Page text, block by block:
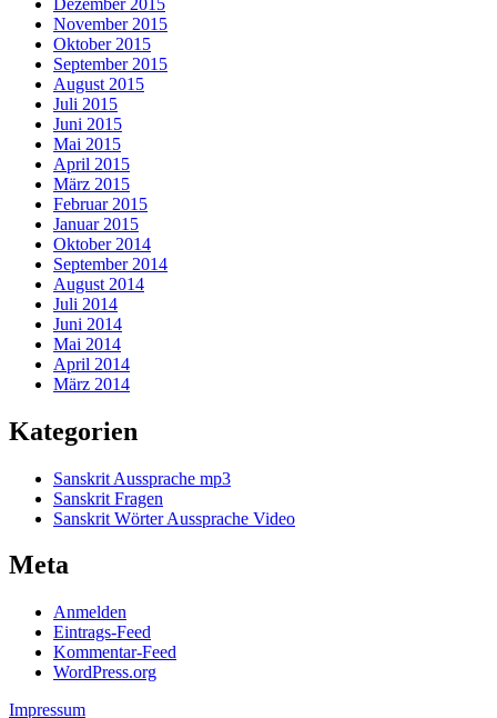
November 2015
Oktober 2015
September 2015
August 2015
Juli 2015
Juni 2015
Mai 2015
April 2015
März 2015
Februar 2015
Januar 2015
Oktober 2014
September 2014
August 2014
Juli 2014
Juni 2014
Mai 2014
April 2014
März 2014
Kategorien
Sanskrit Aussprache mp3
Sanskrit Fragen
Sanskrit Wörter Aussprache Video
Meta
Anmelden
Eintrags-Feed
Kommentar-Feed
WordPress.org
Impressum